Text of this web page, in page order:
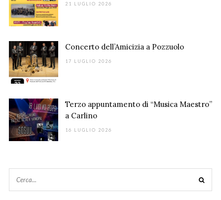
21 LUGLIO 2026
Concerto dell’Amicizia a Pozzuolo
17 LUGLIO 2026
Terzo appuntamento di “Musica Maestro”
a Carlino
16 LUGLIO 2026